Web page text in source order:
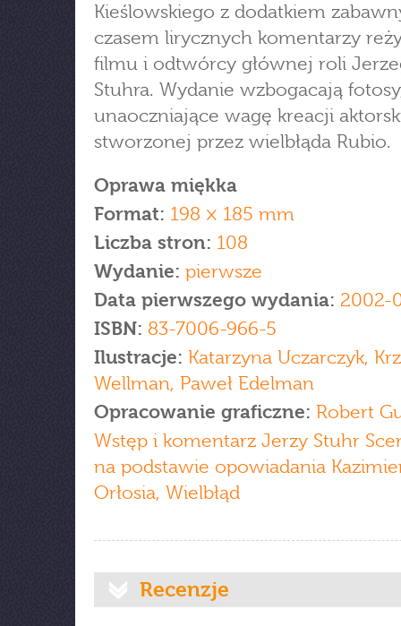
Kieślowskiego z dodatkiem
czasem lirycznych komentarzy
filmu i odtwórcy głównej roli
Stuhra. Wydanie wzbogacają
unaoczniające wagę kreacji
stworzonej przez wielbłąda Rubio.
Oprawa miękka
Format: 198 × 185 mm
Liczba stron: 108
Wydanie: pierwsze
Data pierwszego wydania: 2002-
ISBN: 83-7006-966-5
Ilustracje: Katarzyna Uczarczyk,
Wellman, Paweł Edelman
Opracowanie graficzne: Robert
Wstęp i komentarz Jerzy Stuhr
na podstawie opowiadania
Orłosia, Wielbłąd
Recenzje